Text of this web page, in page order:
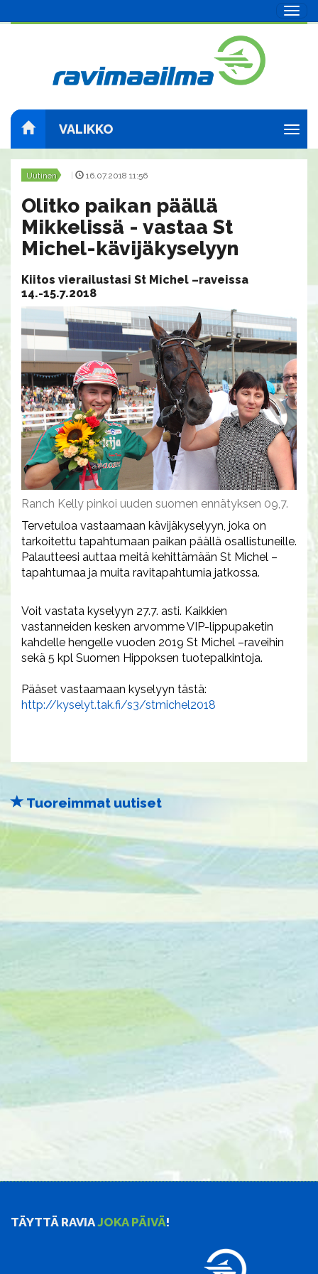
VALIKKO
Uutinen | 16.07.2018 11:56
Olitko paikan päällä
Mikkelissä - vastaa St
Michel-kävijäkyselyyn
Kiitos vierailustasi St Michel –raveissa
14.-15.7.2018
Ranch Kelly pinkoi uuden suomen ennätyksen 09,7.
Tervetuloa vastaamaan kävijäkyselyyn, joka on
tarkoitettu tapahtumaan paikan päällä osallistuneille.
Palautteesi auttaa meitä kehittämään St Michel –
tapahtumaa ja muita ravitapahtumia jatkossa.
Voit vastata kyselyyn 27.7. asti. Kaikkien
vastanneiden kesken arvomme VIP-lippupaketin
kahdelle hengelle vuoden 2019 St Michel –raveihin
sekä 5 kpl Suomen Hippoksen tuotepalkintoja.
Pääset vastaamaan kyselyyn tästä:
http://kyselyt.tak.fi/s3/stmichel2018
Tuoreimmat uutiset
TÄYTTÄ RAVIAJOKA PÄIVÄ!